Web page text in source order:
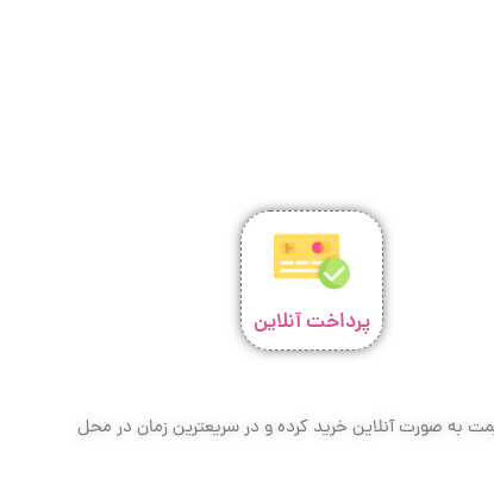
پرداخت آنلاین
به صورت آنلاین خرید کرده و در سریعترین زمان در محل